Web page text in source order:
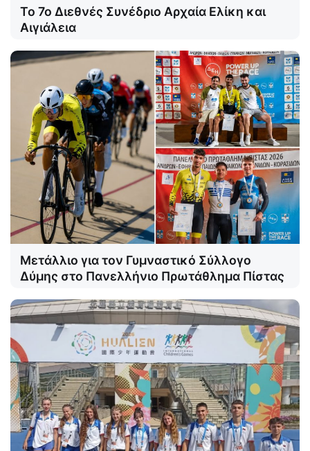
Το 7ο Διεθνές Συνέδριο Αρχαία Ελίκη και
Αιγιάλεια
Μετάλλιο για τον Γυμναστικό Σύλλογο
Δύμης στο Πανελλήνιο Πρωτάθλημα Πίστας